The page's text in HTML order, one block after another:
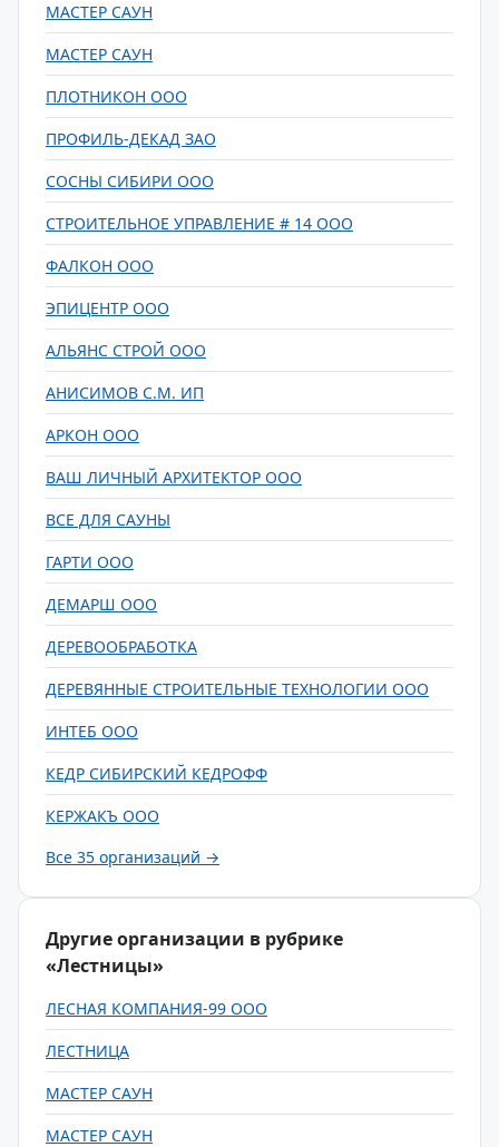
МАСТЕР САУН
МАСТЕР САУН
ПЛОТНИКОН ООО
ПРОФИЛЬ-ДЕКАД ЗАО
СОСНЫ СИБИРИ ООО
СТРОИТЕЛЬНОЕ УПРАВЛЕНИЕ # 14 ООО
ФАЛКОН ООО
ЭПИЦЕНТР ООО
АЛЬЯНС СТРОЙ ООО
АНИСИМОВ С.М. ИП
АРКОН ООО
ВАШ ЛИЧНЫЙ АРХИТЕКТОР ООО
ВСЕ ДЛЯ САУНЫ
ГАРТИ ООО
ДЕМАРШ ООО
ДЕРЕВООБРАБОТКА
ДЕРЕВЯННЫЕ СТРОИТЕЛЬНЫЕ ТЕХНОЛОГИИ ООО
ИНТЕБ ООО
КЕДР СИБИРСКИЙ КЕДРОФФ
КЕРЖАКЪ ООО
Все 35 организаций →
Другие организации в рубрике
«Лестницы»
ЛЕСНАЯ КОМПАНИЯ-99 ООО
ЛЕСТНИЦА
МАСТЕР САУН
МАСТЕР САУН